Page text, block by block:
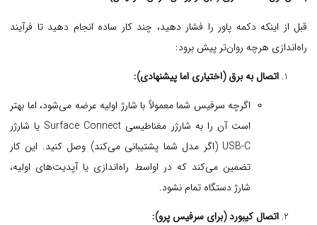
قبل از اینکه دکمه پاور را فشار دهید، چند کار ساده انجام دهید تا فرآیند
راه‌اندازی هرچه روان‌تر پیش برود:
اتصال به برق (اختیاری اما پیشنهادی):
اگرچه سرفیس شما معمولاً با شارژ اولیه عرضه می‌شود، اما بهتر
است آن را به شارژر مغناطیسی Surface Connect یا شارژر
USB-C (اگر مدل شما پشتیبانی می‌کند) وصل کنید. این کار
تضمین می‌کند که در اواسط راه‌اندازی یا آپدیت‌های اولیه،
شارژ دستگاه تمام نشود.
اتصال کیبورد (برای سرفیس پرو):